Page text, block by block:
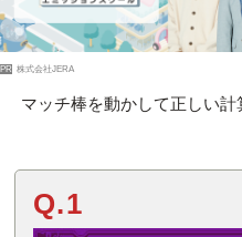
PR 株式会社JERA
マッチ棒を動かして正しい計
Q.1